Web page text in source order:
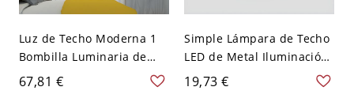
Luz de Techo Moderna 1
Bombilla Luminaria de
Techo de Linterna de
Cristal para Comedor -
67,81 €
Simple Lámpara de Techo
LED de Metal Iluminación
de Techo de Cilindro para
Pasillo - 110 A 120 V
19,73 €